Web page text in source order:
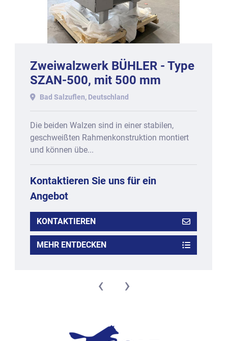
Zweiwalzwerk BÜHLER - Type
SZAN-500, mit 500 mm
Arbeitsbreite.
Bad Salzuflen, Deutschland
Die beiden Walzen sind in einer stabilen,
geschweißten Rahmenkonstruktion montiert
und können übe...
Kontaktieren Sie uns für ein
Angebot
KONTAKTIEREN
MEHR ENTDECKEN
‹ ›